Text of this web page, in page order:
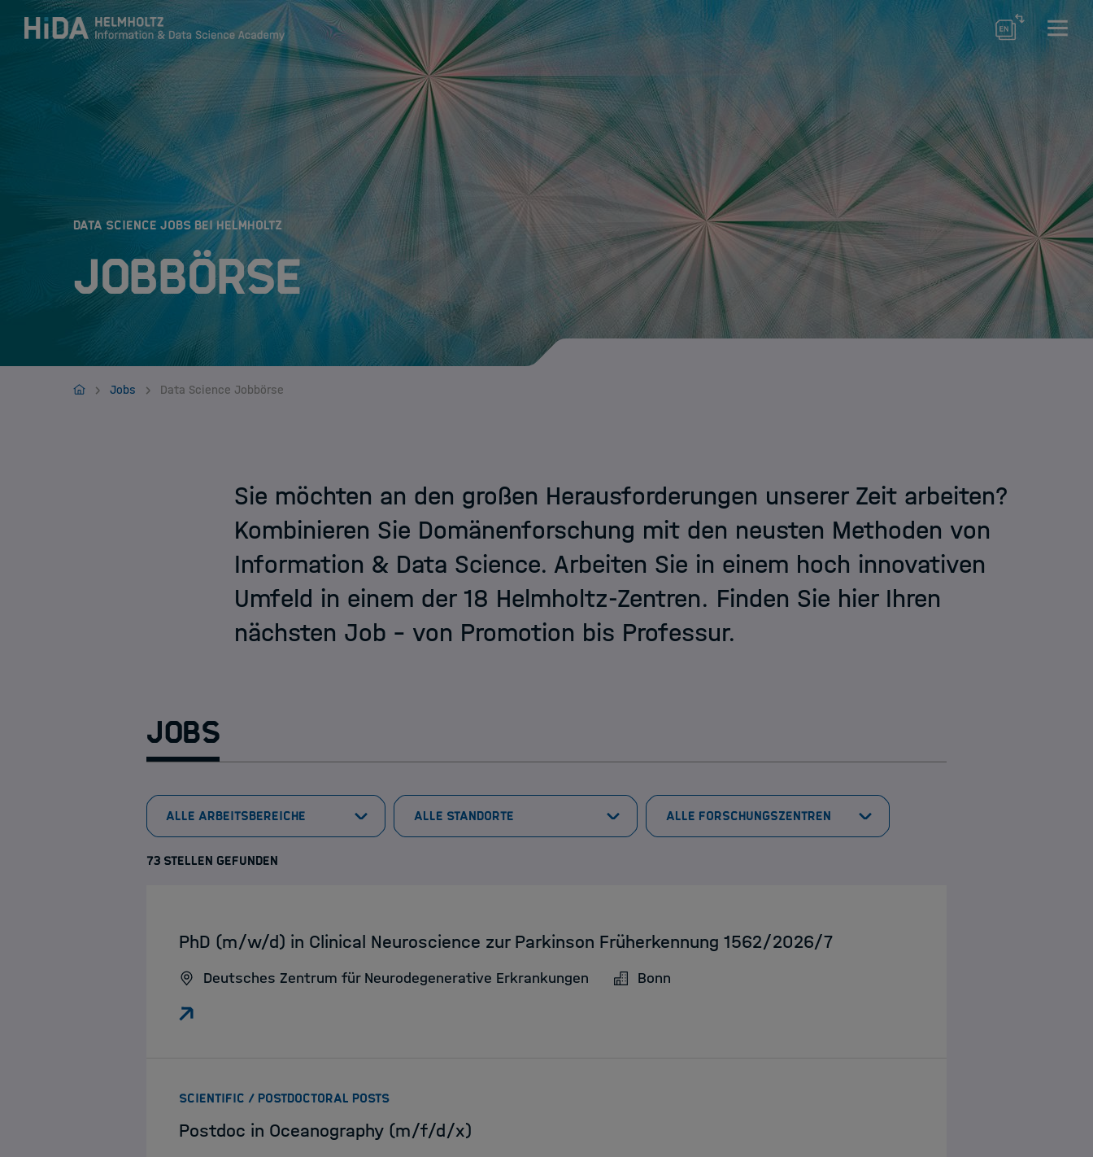
Zum Inhalt springen
Training
Research Schools
Mobilität
HIDA
Jobs
Data Science Jobbörse
Ausschreibungen der Schools
DATA SCIENCE JOBS BEI HELMHOLTZ
Jobbörse
HIDA
Jobs Data Science Jobbörse
Sie möchten an den großen Herausforderungen unserer Zeit arbeiten?
Kombinieren Sie Domänenforschung mit den neusten Methoden von
Information & Data Science. Arbeiten Sie in einem hoch innovativen
Umfeld in einem der 18 Helmholtz-Zentren. Finden Sie hier Ihren
nächsten Job – von Promotion bis Professur.
Jobs
73 STELLEN GEFUNDEN
:PhD (m/w/d) in Clinical Neuroscience zur Parkinson Früherkennung 1562/2026/7
Deutsches Zentrum für Neurodegenerative Erkrankungen Bonn
SCIENTIFIC / POSTDOCTORAL POSTS:
Postdoc in Oceanography (m/f/d/x)